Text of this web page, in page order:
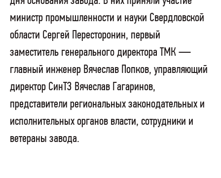
министр промышленности и науки Свердловской
области Сергей Пересторонин, первый
заместитель генерального директора ТМК —
главный инженер Вячеслав Попков, управляющий
директор СинТЗ Вячеслав Гагаринов,
представители региональных законодательных и
исполнительных органов власти, сотрудники и
ветераны завода.